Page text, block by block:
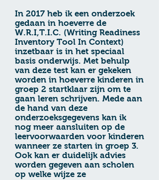
In 2017 heb ik een onderzoek
gedaan in hoeverre de
W.R.I,T.I.C. (Writing Readiness
Inventory Tool In Context)
inzetbaar is in het speciaal
basis onderwijs. Met behulp
van deze test kan er gekeken
worden in hoeverre kinderen in
groep 2 startklaar zijn om te
gaan leren schrijven. Mede aan
de hand van deze
onderzoeksgegevens kan ik
nog meer aansluiten op de
leervoorwaarden voor kinderen
wanneer ze starten in groep 3.
Ook kan er duidelijk advies
worden gegeven aan scholen
op welke wijze ze